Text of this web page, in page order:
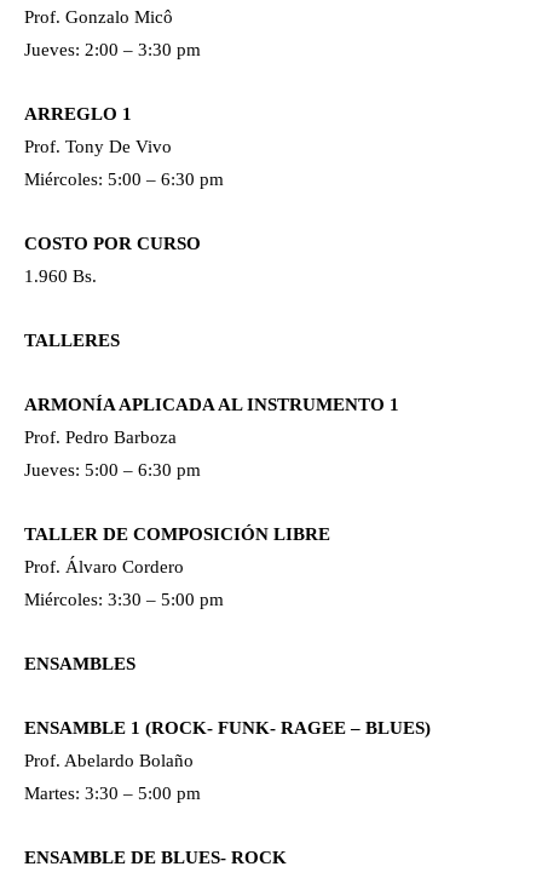
Prof. Gonzalo Micô
Jueves: 2:00 – 3:30 pm
ARREGLO 1
Prof. Tony De Vivo
Miércoles: 5:00 – 6:30 pm
COSTO POR CURSO
1.960 Bs.
TALLERES
ARMONÍA APLICADA AL INSTRUMENTO 1
Prof. Pedro Barboza
Jueves: 5:00 – 6:30 pm
TALLER DE COMPOSICIÓN LIBRE
Prof. Álvaro Cordero
Miércoles: 3:30 – 5:00 pm
ENSAMBLES
ENSAMBLE 1 (ROCK- FUNK- RAGEE – BLUES)
Prof. Abelardo Bolaño
Martes: 3:30 – 5:00 pm
ENSAMBLE DE BLUES- ROCK